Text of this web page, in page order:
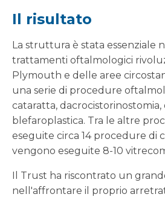
Il risultato
La struttura è stata essenziale
trattamenti oftalmologici
Plymouth e delle aree
una serie di procedure
cataratta,
blefaroplastica. Tra le altre
eseguite circa 14 procedure di
vengono eseguite 8-10
Il Trust ha riscontrato un
nell'affrontare il proprio